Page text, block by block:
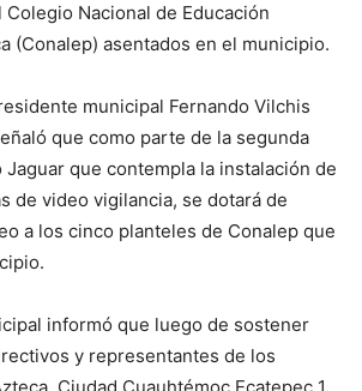
Nacional de Educación
(Conalep) asentados en el municipio.
municipal Fernando Vilchis
que como parte de la segunda
que contempla la instalación de
de video vigilancia, se dotará de
a los cinco planteles de Conalep que
informó que luego de sostener
y representantes de los